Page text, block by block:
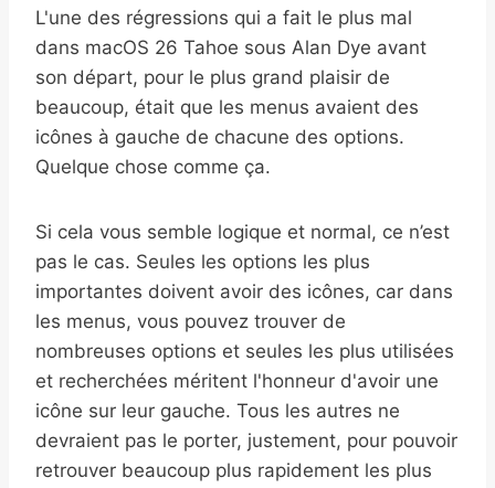
L'une des régressions qui a fait le plus mal
dans macOS 26 Tahoe sous Alan Dye avant
son départ, pour le plus grand plaisir de
beaucoup, était que les menus avaient des
icônes à gauche de chacune des options.
Quelque chose comme ça.
Si cela vous semble logique et normal, ce n’est
pas le cas. Seules les options les plus
importantes doivent avoir des icônes, car dans
les menus, vous pouvez trouver de
nombreuses options et seules les plus utilisées
et recherchées méritent l'honneur d'avoir une
icône sur leur gauche. Tous les autres ne
devraient pas le porter, justement, pour pouvoir
retrouver beaucoup plus rapidement les plus